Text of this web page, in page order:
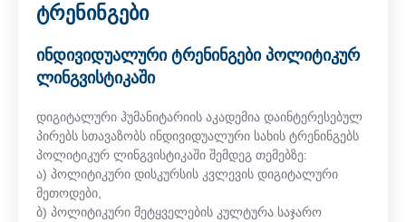
ტრენინგები
ინდივიდუალური ტრენინგები პოლიტიკურ
ლინგვისტიკაში
დიგიტალური ჰუმანიტარიის აკადემია დაინტერესებულ
პირებს სთავაზობს ინდივიდუალური სახის ტრენინგებს
პოლიტიკურ ლინგვისტიკაში შემდეგ თემებზე:
ა) პოლიტიკური დისკურსის კვლევის დიგიტალური
მეთოდები,
ბ) პოლიტიკური მეტყველების კულტურა საჯარო